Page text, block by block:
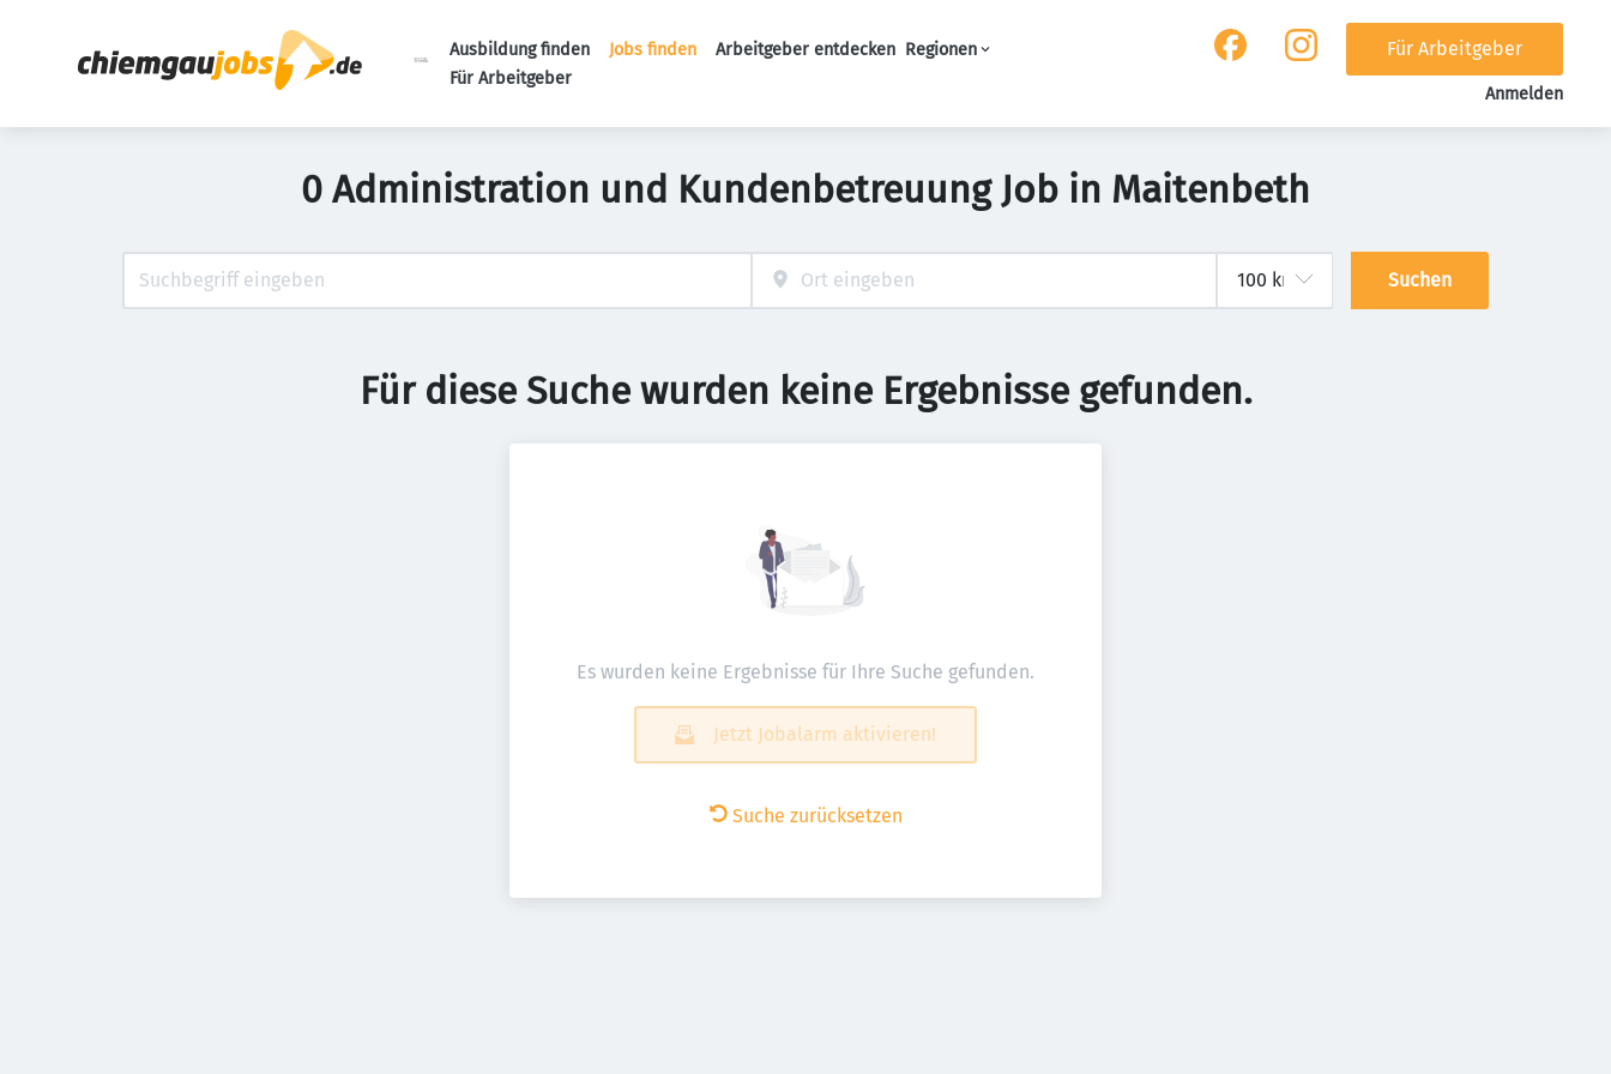
Ausbildung finden Jobs finden Arbeitgeber entdecken Regionen
Für Arbeitgeber
Für Arbeitgeber
Anmelden
0 Administration und Kundenbetreuung Job in Maitenbeth
Suchen
Für diese Suche wurden keine Ergebnisse gefunden.
Es wurden keine Ergebnisse für Ihre Suche gefunden.
Jetzt Jobalarm aktivieren!
Suche zurücksetzen